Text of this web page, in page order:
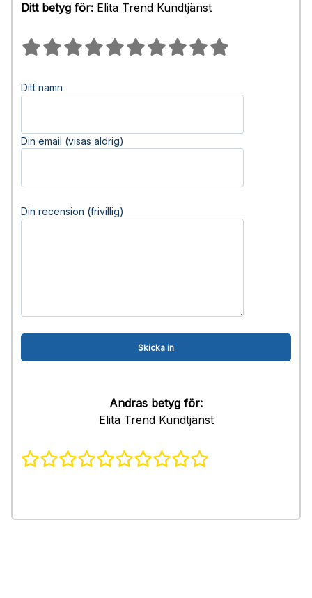
Ditt betyg för: Elita Trend Kundtjänst
Ditt namn
Din email (visas aldrig)
Din recension (frivillig)
Andras betyg för:
Elita Trend Kundtjänst